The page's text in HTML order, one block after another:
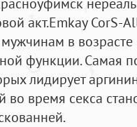
акт.Emkay CorS-
в
функции. Самая
лидирует
во время секса